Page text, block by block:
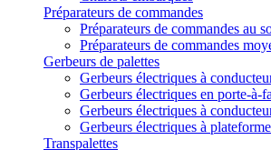
Préparateurs de commandes
Préparateurs de commandes au
Préparateurs de commandes
Gerbeurs de palettes
Gerbeurs électriques à
Gerbeurs électriques en porte-à-
Gerbeurs électriques à
Gerbeurs électriques à plateforme
Transpalettes